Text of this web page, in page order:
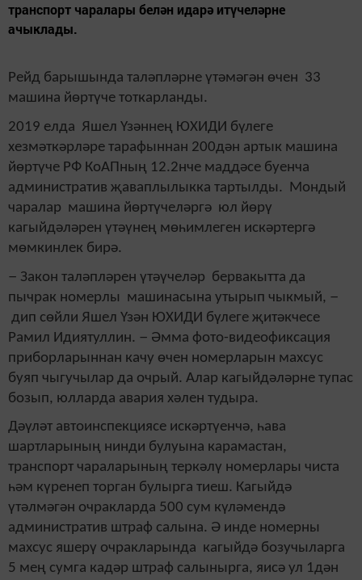
транспорт чаралары белән идарә итүчеләрне
ачыклады.
Рейд барышында таләпләрне үтәмәгән өчен 33
машина йөртүче тоткарланды.
2019 елда Яшел Үзәннең ЮХИДИ бүлеге
хезмәткәрләре тарафыннан 200дән артык машина
йөртүче РФ КоАПның 12.2нче маддәсе буенча
административ җаваплылыкка тартылды. Мондый
чаралар машина йөртүчеләргә юл йөрү
кагыйдәләрен үтәүнең мөһимлеген искәртергә
мөмкинлек бирә.
– Закон таләпләрен үтәүчеләр бервакытта да
пычрак номерлы машинасына утырып чыкмый, –
дип сөйли Яшел Үзән ЮХИДИ бүлеге җитәкчесе
Рамил Идиятуллин. – Әмма фото-видеофиксация
приборларыннан качу өчен номерларын махсус
буяп чыгучылар да очрый. Алар кагыйдәләрне тупас
бозып, юлларда авария хәлен тудыра.
Дәүләт автоинспекциясе искәртүенчә, һава
шартларының нинди булуына карамастан,
транспорт чараларының теркәлү номерлары чиста
һәм күренеп торган булырга тиеш. Кагыйдә
үтәлмәгән очракларда 500 сум күләмендә
административ штраф салына. Ә инде номерны
махсус яшерү очракларында кагыйдә бозучыларга
5 мең сумга кадәр штраф салынырга, яисә ул 1дән